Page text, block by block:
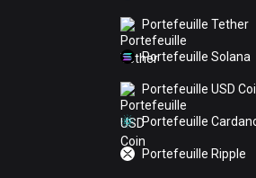
Portefeuille Tether
Portefeuille Solana
Portefeuille USD
Portefeuille
Portefeuille Ripple